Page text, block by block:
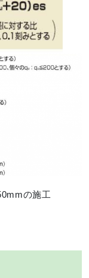
の施工